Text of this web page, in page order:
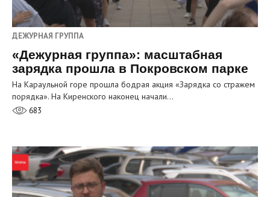
ДЕЖУРНАЯ ГРУППА
«Дежурная группа»: масштабная
зарядка прошла в Покровском парке
На Караульной горе прошла бодрая акция «Зарядка со стражем
порядка». На Киренского наконец начали…
683